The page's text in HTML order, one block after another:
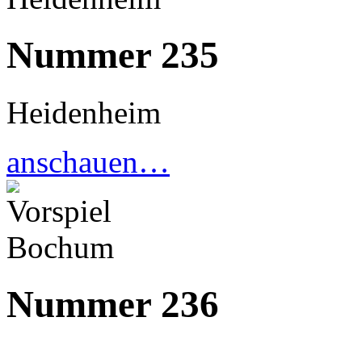
Nummer 235
Heidenheim
anschauen…
Nummer 236